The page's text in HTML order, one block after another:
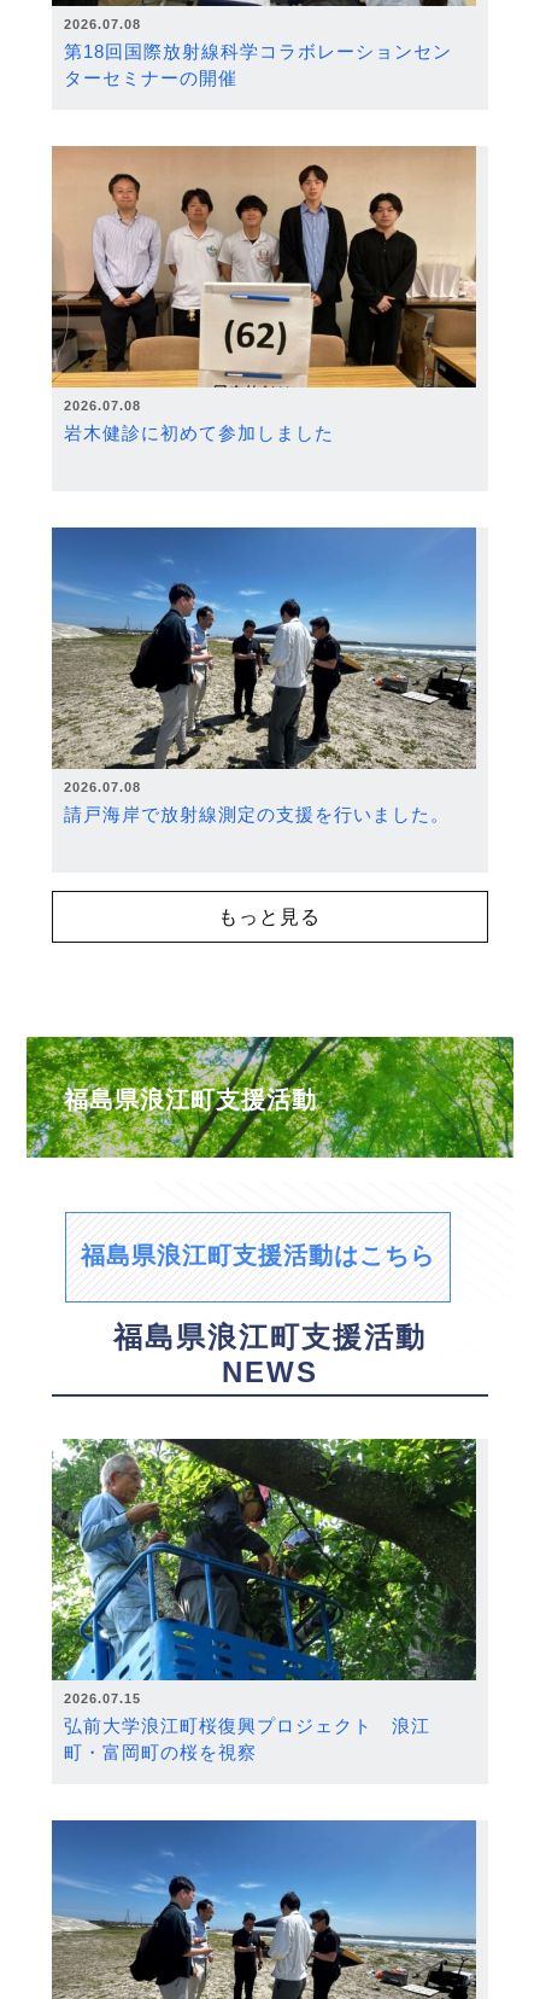
2026.07.08
第18回国際放射線科学コラボレーションセン
ターセミナーの開催
2026.07.08
岩木健診に初めて参加しました
2026.07.08
請戸海岸で放射線測定の支援を行いました。
もっと見る
福島県浪江町支援活動
福島県浪江町支援活動はこちら
福島県浪江町支援活動
NEWS
2026.07.15
弘前大学浪江町桜復興プロジェクト 浪江
町・富岡町の桜を視察